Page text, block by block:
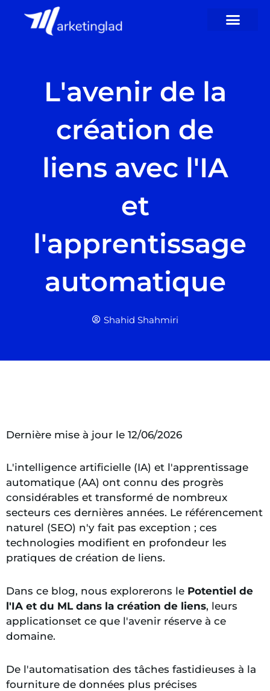
L'avenir de la
création de
liens avec l'IA
et
l'apprentissage
automatique
Shahid Shahmiri
Dernière mise à jour le 12/06/2026
L'intelligence artificielle (IA) et l'apprentissage
automatique (AA) ont connu des progrès
considérables et transformé de nombreux
secteurs ces dernières années. Le référencement
naturel (SEO) n'y fait pas exception ; ces
technologies modifient en profondeur les
pratiques de création de liens.
Dans ce blog, nous explorerons le Potentiel de
l'IA et du ML dans la création de liens, leurs
applicationset ce que l'avenir réserve à ce
domaine.
De l'automatisation des tâches fastidieuses à la
fourniture de données plus précises